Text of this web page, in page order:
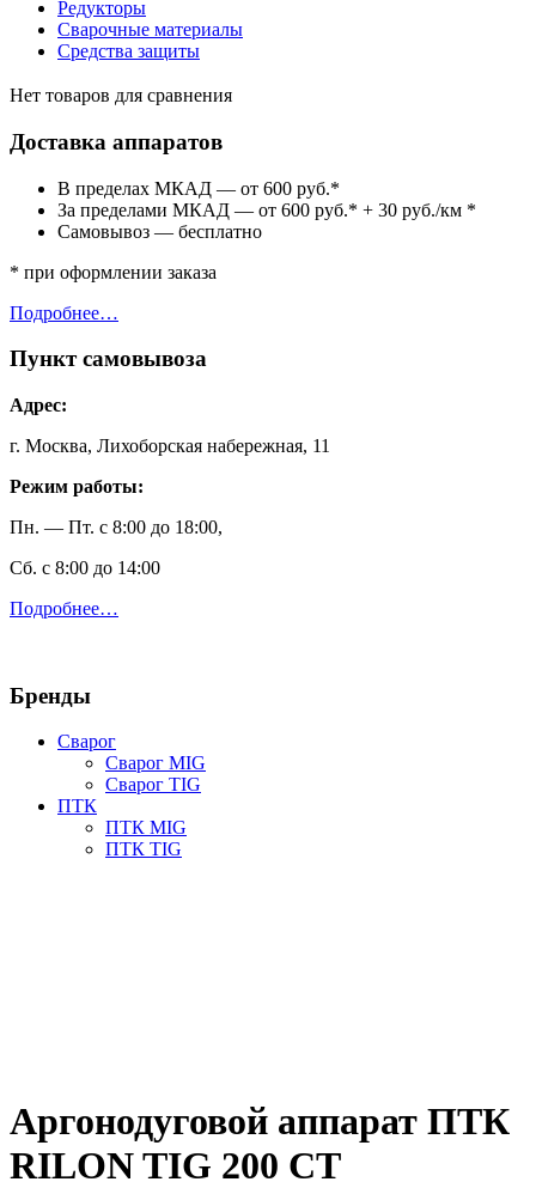
Редукторы
Сварочные материалы
Средства защиты
Нет товаров для сравнения
Доставка аппаратов
В пределах МКАД — от 600 руб.*
За пределами МКАД — от 600 руб.* + 30 руб./км *
Самовывоз — бесплатно
* при оформлении заказа
Подробнее…
Пункт самовывоза
Адрес:
г. Москва, Лихоборская набережная, 11
Режим работы:
Пн. — Пт. с 8:00 до 18:00,
Сб. с 8:00 до 14:00
Подробнее…
Бренды
Сварог
Сварог MIG
Сварог TIG
ПТК
ПТК MIG
ПТК TIG
Аргонодуговой аппарат ПТК
RILON TIG 200 CT